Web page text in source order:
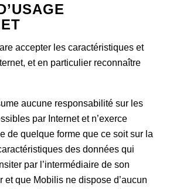
accepter les caractéristiques et
et en particulier reconnaître
aucune responsabilité sur les
par Internet et n’exerce
de quelque forme que ce soit sur la
des données qui
par l’intermédiaire de son
et que Mobilis ne dispose d’aucun